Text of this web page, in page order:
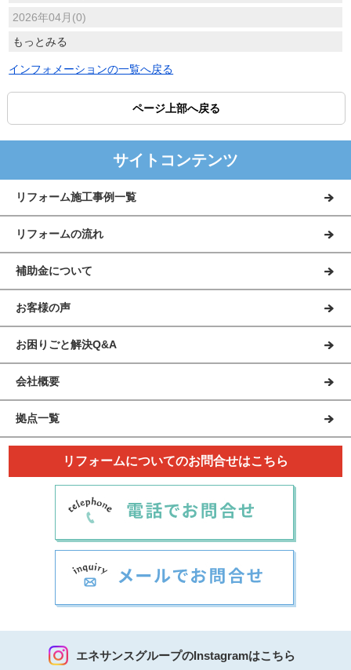
2026年04月(0)
もっとみる
インフォメーションの一覧へ戻る
ページ上部へ戻る
サイトコンテンツ
リフォーム施工事例一覧
リフォームの流れ
補助金について
お客様の声
お困りごと解決Q&A
会社概要
拠点一覧
リフォームについてのお問合せはこちら
エネサンスグループのInstagramはこちら